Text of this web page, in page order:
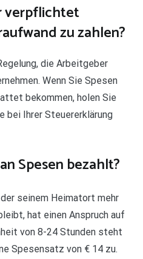
verpflichtet
zu zahlen?
die Arbeitgeber
Wenn Sie Spesen
bekommen, holen Sie
bei Ihrer Steuererklärung
Spesen bezahlt?
seinem Heimatort mehr
hat einen Anspruch auf
von 8-24 Stunden steht
Spesensatz von € 14 zu.